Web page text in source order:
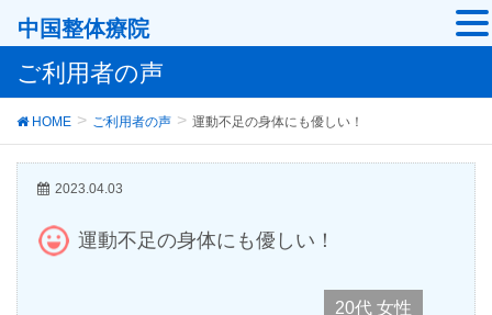
ご利用者の声
HOME ご利用者の声 運動不足の身体にも優しい！
2023.04.03
運動不足の身体にも優しい！
20代 女性
中国整体療院